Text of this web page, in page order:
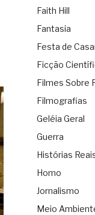
Faith Hill
Fantasia
Festa de
Ficção
Filmes Sobre
Filmografias
Geléia Geral
Guerra
Histórias
Homo
Jornalismo
Meio